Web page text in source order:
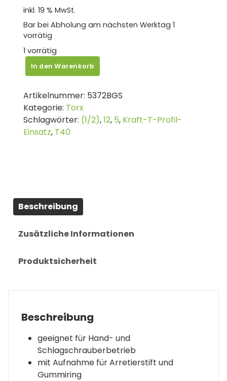
inkl. 19 % MwSt.
Bar bei Abholung am nächsten Werktag 1
vorrätig
1 vorrätig
BGS
Kraft-
Einsatz
|
Antrieb
Innenvierkant
T-
Profil
Torx)
Menge
In den Warenkorb
Artikelnummer: 5372BGS
Kategorie: Torx
Schlagwörter: (1/2),12, 5, Kraft-T-Profil-
Einsatz, T40
Beschreibung
Zusätzliche Informationen
Produktsicherheit
Beschreibung
geeignet für Hand- und
Schlagschrauberbetrieb
mit Aufnahme für Arretierstift und
Gummiring